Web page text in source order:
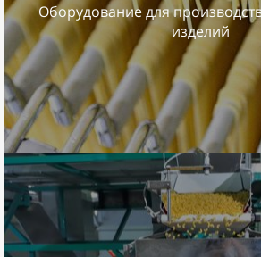
Оборудование для
изделий